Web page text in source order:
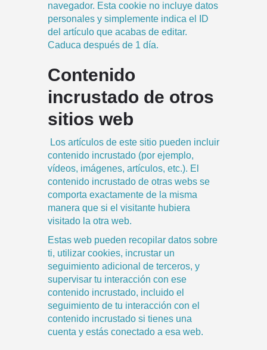
navegador. Esta cookie no incluye datos
personales y simplemente indica el ID
del artículo que acabas de editar.
Caduca después de 1 día.
Contenido
incrustado de otros
sitios web
Los artículos de este sitio pueden incluir
contenido incrustado (por ejemplo,
vídeos, imágenes, artículos, etc.). El
contenido incrustado de otras webs se
comporta exactamente de la misma
manera que si el visitante hubiera
visitado la otra web.
Estas web pueden recopilar datos sobre
ti, utilizar cookies, incrustar un
seguimiento adicional de terceros, y
supervisar tu interacción con ese
contenido incrustado, incluido el
seguimiento de tu interacción con el
contenido incrustado si tienes una
cuenta y estás conectado a esa web.